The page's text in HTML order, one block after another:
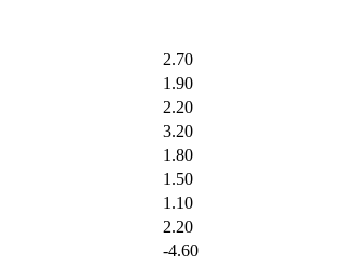
2.70
1.90
2.20
3.20
1.80
1.50
1.10
2.20
-4.60